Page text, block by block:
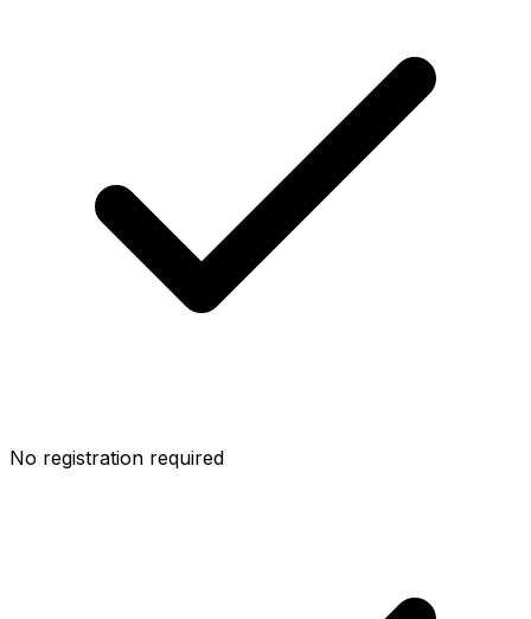
No registration required